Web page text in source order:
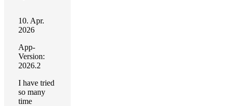
10. Apr.
2026
App-
Version:
2026.2
I have tried
so many
time